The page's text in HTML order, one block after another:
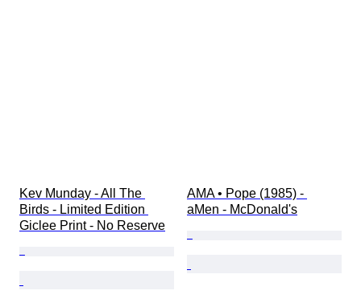
Kev Munday - All The
Birds - Limited Edition
Giclee Print - No Reserve
AMA • Pope (1985) -
aMen - McDonald's